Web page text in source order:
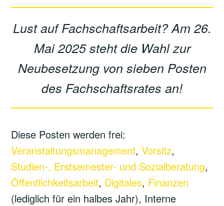
Lust auf Fachschaftsarbeit? Am 26.
Mai 2025 steht die Wahl zur
Neubesetzung von sieben Posten
des Fachschaftsrates an!
Diese Posten werden frei:
Veranstaltungsmanagement,Vorsitz,
Studien-, Erstsemester- und Sozialberatung,
Öffentlichkeitsarbeit, Digitales, Finanzen
(lediglich für ein halbes Jahr), Interne